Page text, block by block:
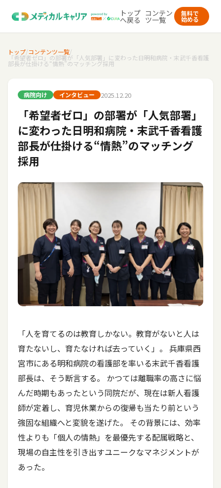
トップ
へ戻る
コンテン
ツ一覧
無料で
始める
トップ/コンテンツ一覧/
「希望者ゼロ」の部署が「人気部署」に変わった日――明和病院・末武千香看護
部長が仕掛ける“情熱”のマッチング採用
病院向け インタビュー 2025.12.20
「希望者ゼロ」の部署が「人気部署」
に変わった日――明和病院・末武千香看護
部長が仕掛ける“情熱”のマッチング
採用
「人を育てるのは教育しかない。教育がないと人は
育たないし、育たなければ去っていく」。 兵庫県西
宮市にある明和病院の看護部を率いる末武千香看護
部長は、そう断言する。 かつては離職率の高さに悩
んだ時期もあったという同院だが、現在は新人看護
師が定着し、育児休業からの復帰も当たり前という
強固な組織へと変貌を遂げた。 その背景には、効率
性よりも「個人の情熱」を最優先する配属戦略と、
現場の自主性を引き出すユニークなマネジメントが
あった。